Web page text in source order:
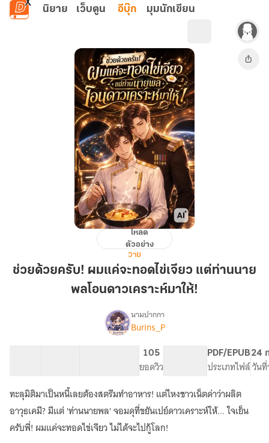
ข้ามไปยังเนื้อหาหลัก
นิยาย เว็บตูน อีบุ๊ก มุมนักเขียน
ครับ!
แค่
ท่าน
นาย
พล
โอน
โหลด
ตัวอย่าง
วาย
ช่วยด้วยครับ! ผมแค่จะทอดไข่เจียว แต่ท่านนาย
พลโอนดาวเคราะห์มาให้!
เรื่อง
ด้วย
ครับ!
ผม
จะ
ทอด
ไข่
เจียว
นามปากกา
Burins_P
105
ยอดวิว
PDF/EPUB
ประเภทไฟล์
24
วันที่
ทะลุมิติมาเป็นหนี้เลยต้องสตรีมทำอาหาร! แต่ไหงชาวเน็ตด่าว่าผลิต
อาวุธเคมี? มีแต่ 'ท่านนายพล' จอมดุที่ขยันเปย์ดาวเคราะห์ให้... ใจเย็น
ครับพี่! ผมแค่จะทอดไข่เจียว ไม่ได้จะไปกู้โลก!